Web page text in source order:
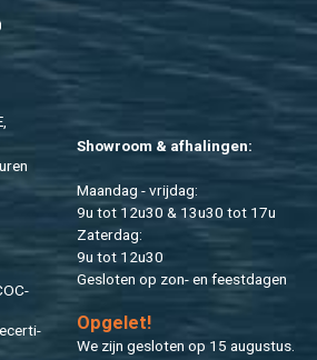
Show­room & af­ha­lin­gen:
Maan­dag - vrij­dag:
9u tot 12u30 & 13u30 tot 17u
Za­ter­dag:
9u tot 12u30
Ge­slo­ten op zon- en feest­da­gen
Op­ge­let!
We zijn ge­slo­ten op 15 au­gus­tus.